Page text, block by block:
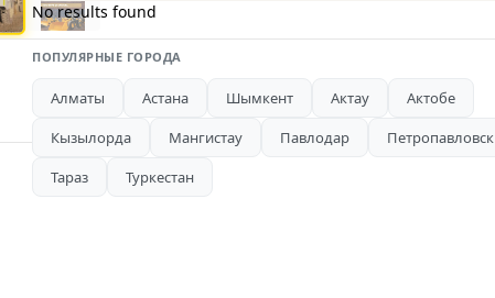
No results found
ПОПУЛЯРНЫЕ ГОРОДА
Алматы Астана Шымкент Актау
Актобе
Кызылорда
Мангистау Павлодар
Петропавловск
Тараз
Туркестан